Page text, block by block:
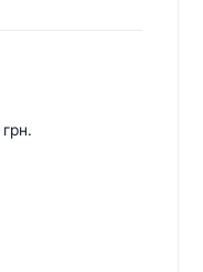
грн.